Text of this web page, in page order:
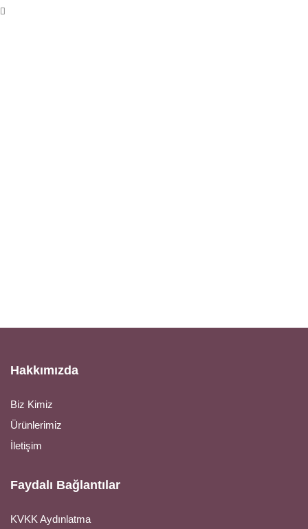
Hakkımızda
Biz Kimiz
Ürünlerimiz
İletişim
Faydalı Bağlantılar
KVKK Aydınlatma